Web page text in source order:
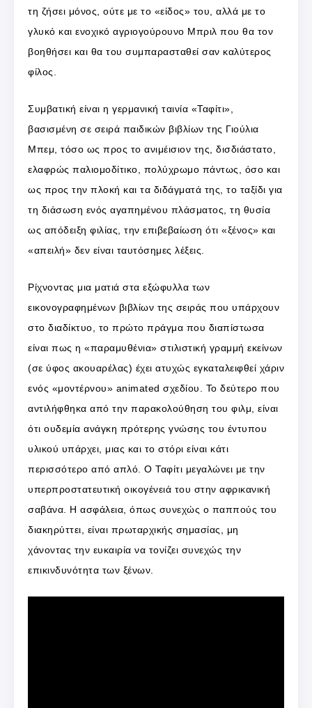
τη ζήσει μόνος, ούτε με το «είδος» του, αλλά με το
γλυκό και ενοχικό αγριογούρουνο Μπριλ που θα τον
βοηθήσει και θα του συμπαρασταθεί σαν καλύτερος
φίλος.
Συμβατική είναι η γερμανική ταινία «Ταφίτι»,
βασισμένη σε σειρά παιδικών βιβλίων της Γιούλια
Μπεμ, τόσο ως προς το ανιμέισιον της, δισδιάστατο,
ελαφρώς παλιομοδίτικο, πολύχρωμο πάντως, όσο και
ως προς την πλοκή και τα διδάγματά της, το ταξίδι για
τη διάσωση ενός αγαπημένου πλάσματος, τη θυσία
ως απόδειξη φιλίας, την επιβεβαίωση ότι «ξένος» και
«απειλή» δεν είναι ταυτόσημες λέξεις.
Ρίχνοντας μια ματιά στα εξώφυλλα των
εικονογραφημένων βιβλίων της σειράς που υπάρχουν
στο διαδίκτυο, το πρώτο πράγμα που διαπίστωσα
είναι πως η «παραμυθένια» στιλιστική γραμμή εκείνων
(σε ύφος ακουαρέλας) έχει ατυχώς εγκαταλειφθεί χάριν
ενός «μοντέρνου» animated σχεδίου. Το δεύτερο που
αντιλήφθηκα από την παρακολούθηση του φιλμ, είναι
ότι ουδεμία ανάγκη πρότερης γνώσης του έντυπου
υλικού υπάρχει, μιας και το στόρι είναι κάτι
περισσότερο από απλό. Ο Ταφίτι μεγαλώνει με την
υπερπροστατευτική οικογένειά του στην αφρικανική
σαβάνα. Η ασφάλεια, όπως συνεχώς ο παππούς του
διακηρύττει, είναι πρωταρχικής σημασίας, μη
χάνοντας την ευκαιρία να τονίζει συνεχώς την
επικινδυνότητα των ξένων.